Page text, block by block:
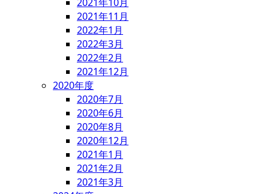
2021年11月
2022年1月
2022年3月
2022年2月
2021年12月
2020年度
2020年7月
2020年6月
2020年8月
2020年12月
2021年1月
2021年2月
2021年3月